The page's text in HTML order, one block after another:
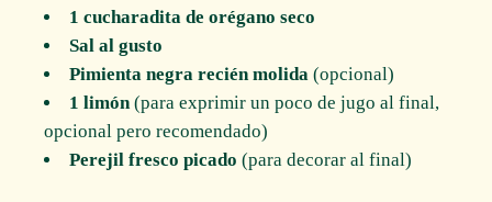
1 cucharadita de orégano seco
Sal al gusto
Pimienta negra recién molida (opcional)
1 limón (para exprimir un poco de jugo al final,
opcional pero recomendado)
Perejil fresco picado (para decorar al final)